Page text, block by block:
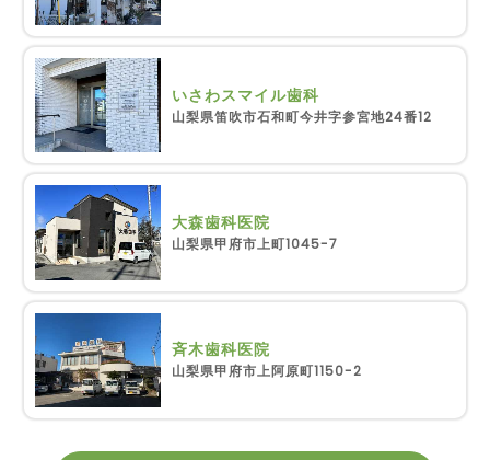
いさわスマイル歯科
山梨県笛吹市石和町今井字参宮地24番12
大森歯科医院
山梨県甲府市上町1045-7
斉木歯科医院
山梨県甲府市上阿原町1150-2